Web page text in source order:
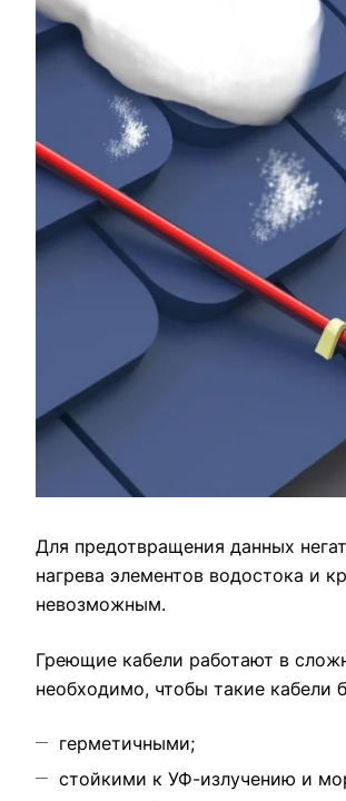
Для предотвращения данных
нагрева элементов водостока и
невозможным.
Греющие кабели работают в
необходимо, чтобы такие кабели
герметичными;
стойкими к УФ-излучению и